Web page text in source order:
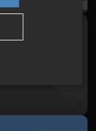
medio